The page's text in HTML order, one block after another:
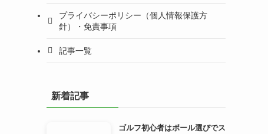
プライバシーポリシー（個人情報保護方
針）・免責事項
記事一覧
新着記事
ゴルフ初心者はボール選びでス